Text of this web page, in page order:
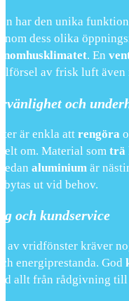
har den unika
dess olika
inomhusklimatet. En
av frisk luft även
och
är enkla att rengöra
om. Material som trä
aluminium är
bytas ut vid behov.
och kundservice
av vridfönster kräver
energiprestanda. God
allt från rådgivning